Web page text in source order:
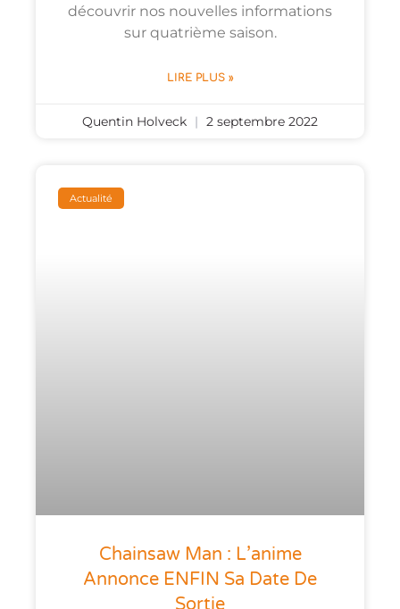
découvrir nos nouvelles informations
sur quatrième saison.
LIRE PLUS »
Quentin Holveck 2 septembre 2022
Actualité
Chainsaw Man : L’anime
Annonce ENFIN Sa Date De
Sortie